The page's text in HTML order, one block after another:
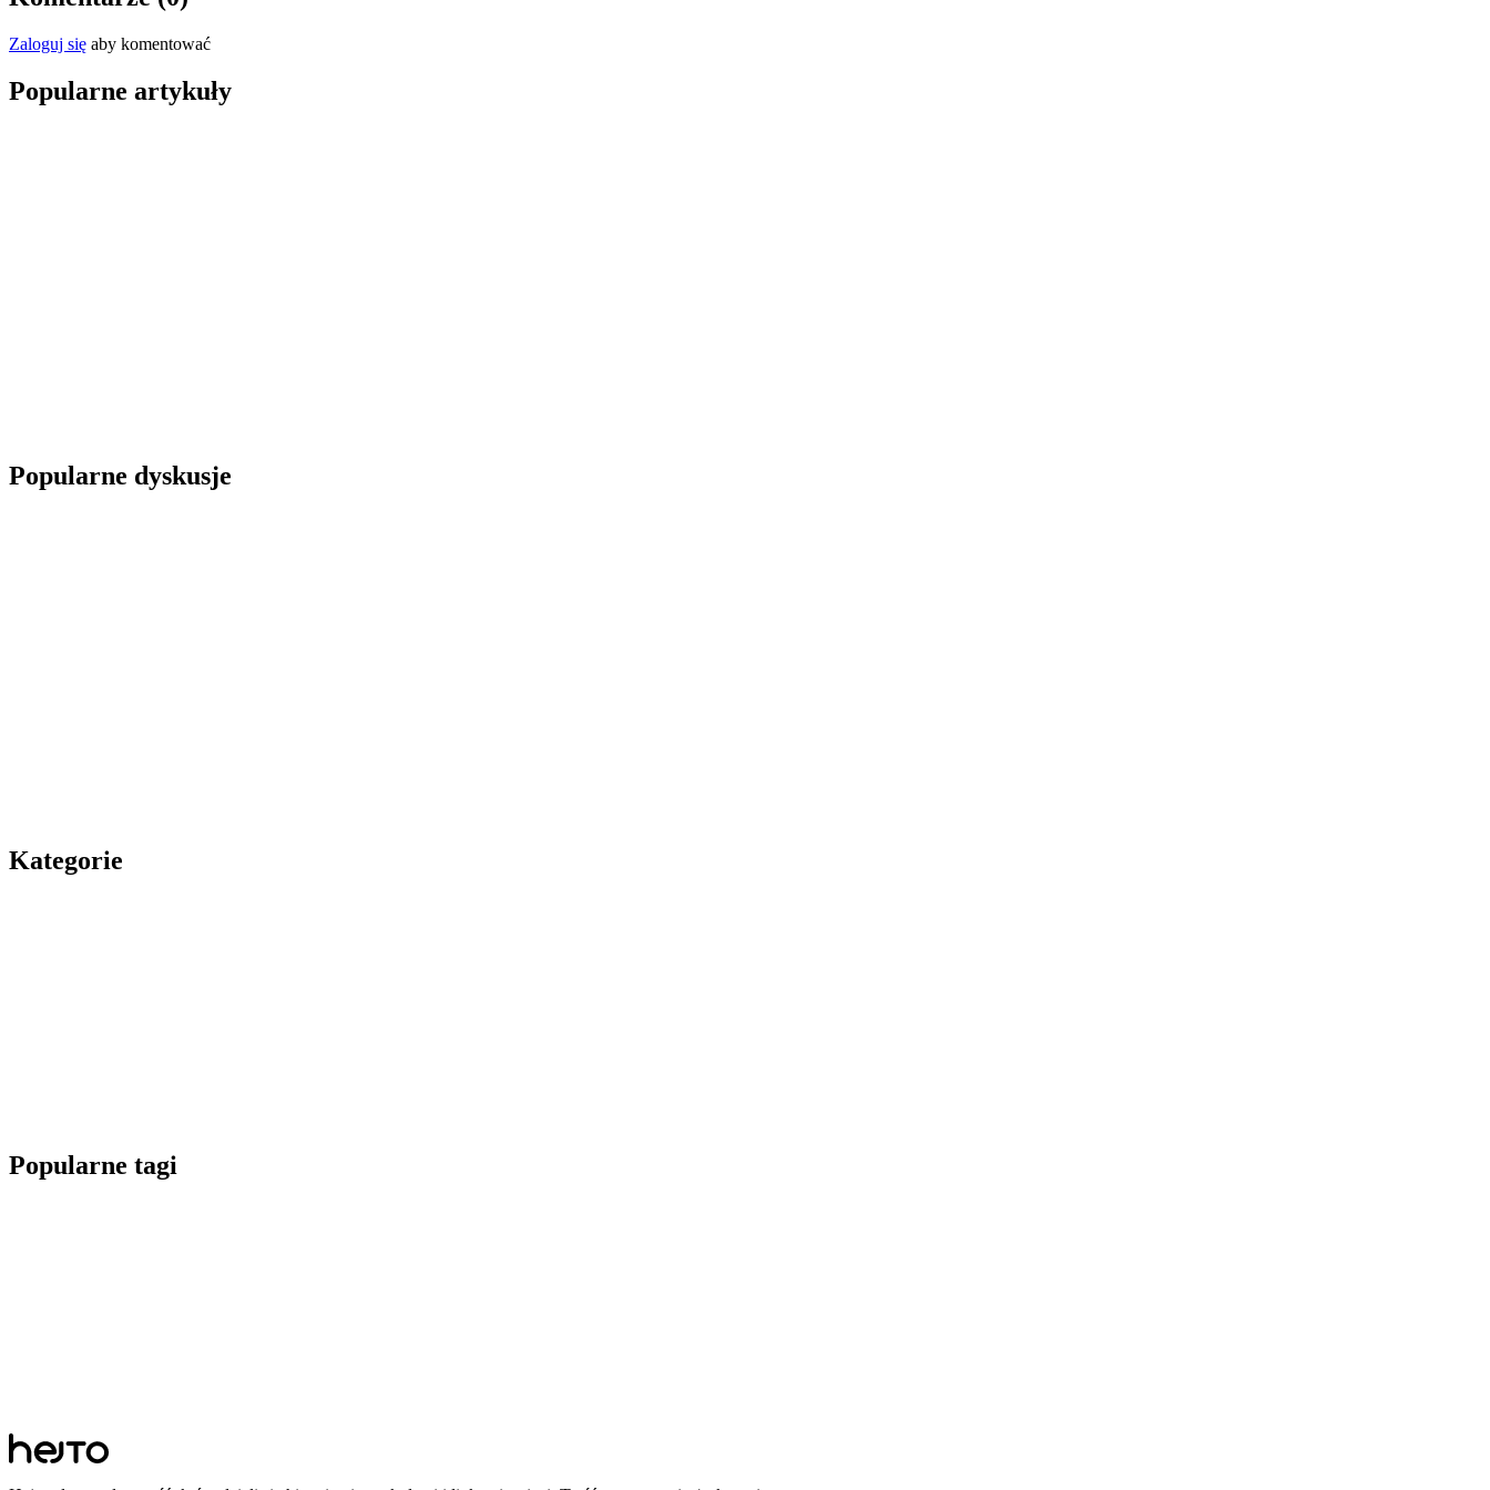
Zaloguj się aby komentować
Popularne artykuły
Popularne dyskusje
Kategorie
Popularne tagi